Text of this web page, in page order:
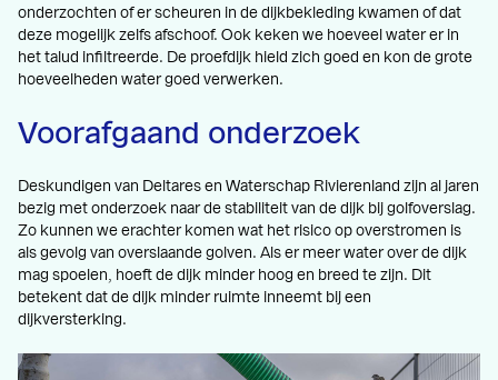
onderzochten of er scheuren in de dijkbekleding kwamen of dat
deze mogelijk zelfs afschoof. Ook keken we hoeveel water er in
het talud infiltreerde. De proefdijk hield zich goed en kon de grote
hoeveelheden water goed verwerken.
Voorafgaand onderzoek
Deskundigen van Deltares en Waterschap Rivierenland zijn al jaren
bezig met onderzoek naar de stabiliteit van de dijk bij golfoverslag.
Zo kunnen we erachter komen wat het risico op overstromen is
als gevolg van overslaande golven. Als er meer water over de dijk
mag spoelen, hoeft de dijk minder hoog en breed te zijn. Dit
betekent dat de dijk minder ruimte inneemt bij een
dijkversterking.